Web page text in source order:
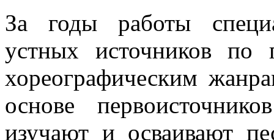
За годы работы
устных источников по
хореографическим
основе
изучают и осваивают